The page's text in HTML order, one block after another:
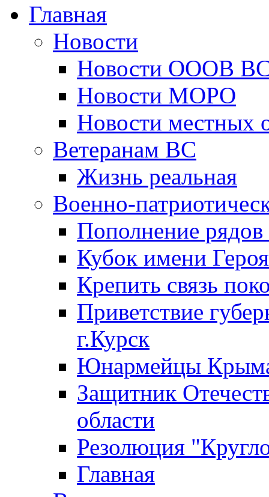
Главная
Новости
Новости ОООВ
Новости МОРО
Новости местных
Ветеранам ВС
Жизнь реальная
Военно-
Пополнение
Кубок имени
Крепить связь
Приветствие
г.Курск
Юнармейцы
Защитник
области
Резолюция
Главная